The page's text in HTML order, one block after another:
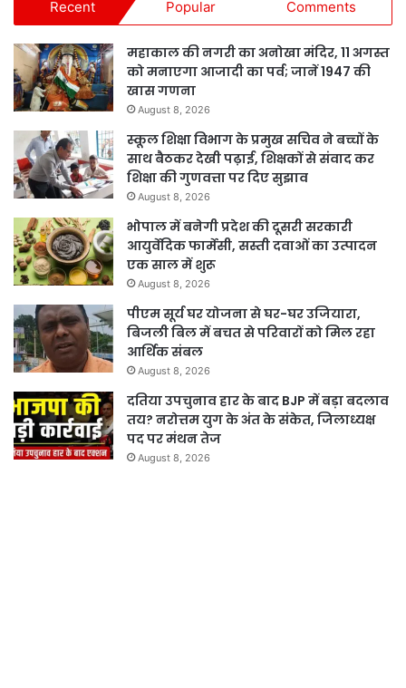
Recent Popular Comments
महाकाल की नगरी का अनोखा मंदिर, 11 अगस्त
को मनाएगा आजादी का पर्व; जानें 1947 की
खास गणना
August 8, 2026
स्कूल शिक्षा विभाग के प्रमुख सचिव ने बच्चों के
साथ बैठकर देखी पढ़ाई, शिक्षकों से संवाद कर
शिक्षा की गुणवत्ता पर दिए सुझाव
August 8, 2026
भोपाल में बनेगी प्रदेश की दूसरी सरकारी
आयुर्वेदिक फार्मेसी, सस्ती दवाओं का उत्पादन
एक साल में शुरू
August 8, 2026
पीएम सूर्य घर योजना से घर-घर उजियारा,
बिजली बिल में बचत से परिवारों को मिल रहा
आर्थिक संबल
August 8, 2026
दतिया उपचुनाव हार के बाद BJP में बड़ा बदलाव
तय? नरोत्तम युग के अंत के संकेत, जिलाध्यक्ष
पद पर मंथन तेज
August 8, 2026